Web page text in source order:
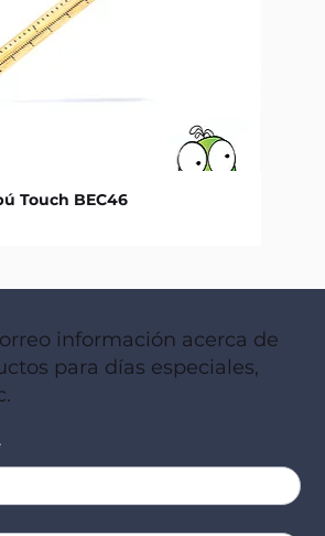
Touch BEC46
información acerca de
para días especiales,